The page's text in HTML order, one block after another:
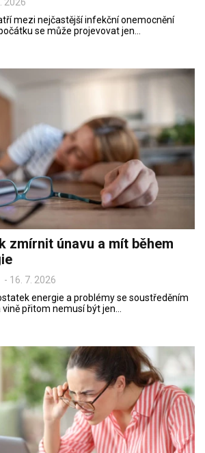
mezi nejčastější infekční onemocnění
se může projevovat jen…
zmírnit únavu a mít během
- 16. 7. 2026
energie a problémy se soustředěním
přitom nemusí být jen…